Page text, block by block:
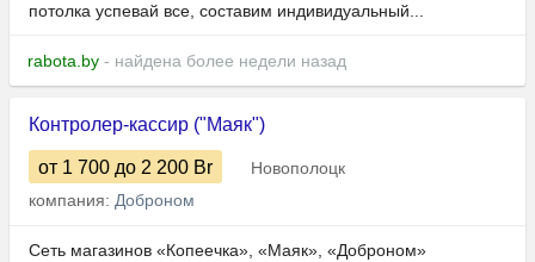
потолка успевай все, составим индивидуальный...
rabota.by - найдена более недели назад
Контролер-кассир ("Маяк")
от 1 700 до 2 200 Br
Новополоцк
компания: Доброном
Сеть магазинов «Копеечка», «Маяк», «Доброном»